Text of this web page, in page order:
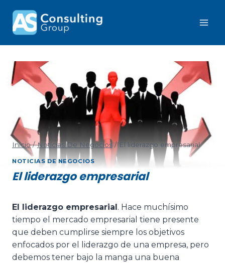
Inicio / Noticias De Negocios / El liderazgo empresarial
NOTICIAS DE NEGOCIOS
El liderazgo empresarial
El liderazgo empresarial . Hace muchísimo
tiempo el mercado empresarial tiene presente
que deben cumplirse siempre los objetivos
enfocados por el liderazgo de una empresa, pero
debemos tener bajo la manga una buena